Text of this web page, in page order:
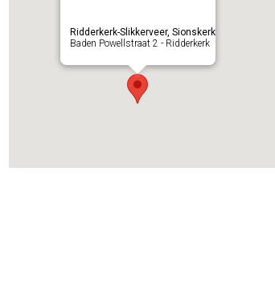
Ridderkerk-Slikkerveer, Sionskerk
Baden Powellstraat 2 - Ridderkerk